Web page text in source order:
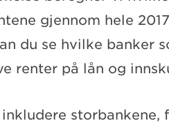
gjennom hele
du se hvilke banker
renter på lån og
storbankene,